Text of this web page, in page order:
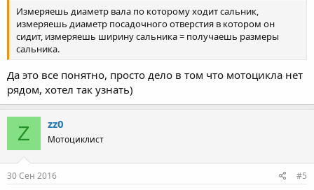
Измеряешь диаметр вала по которому ходит сальник,
измеряешь диаметр посадочного отверстия в котором он
сидит, измеряешь ширину сальника = получаешь размеры
сальника.
Да это все понятно, просто дело в том что мотоцикла нет
рядом, хотел так узнать)
Z zz0
Мотоциклист
30 Сен 2016 #5